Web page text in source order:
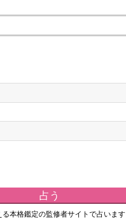
占う
る本格鑑定の監修者サイトで占います